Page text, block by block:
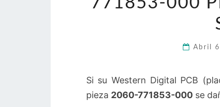
Abril
Si su Western Digital PCB
pieza 2060-771853-000 se